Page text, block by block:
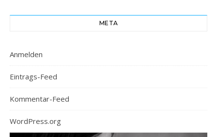
META
Anmelden
Eintrags-Feed
Kommentar-Feed
WordPress.org